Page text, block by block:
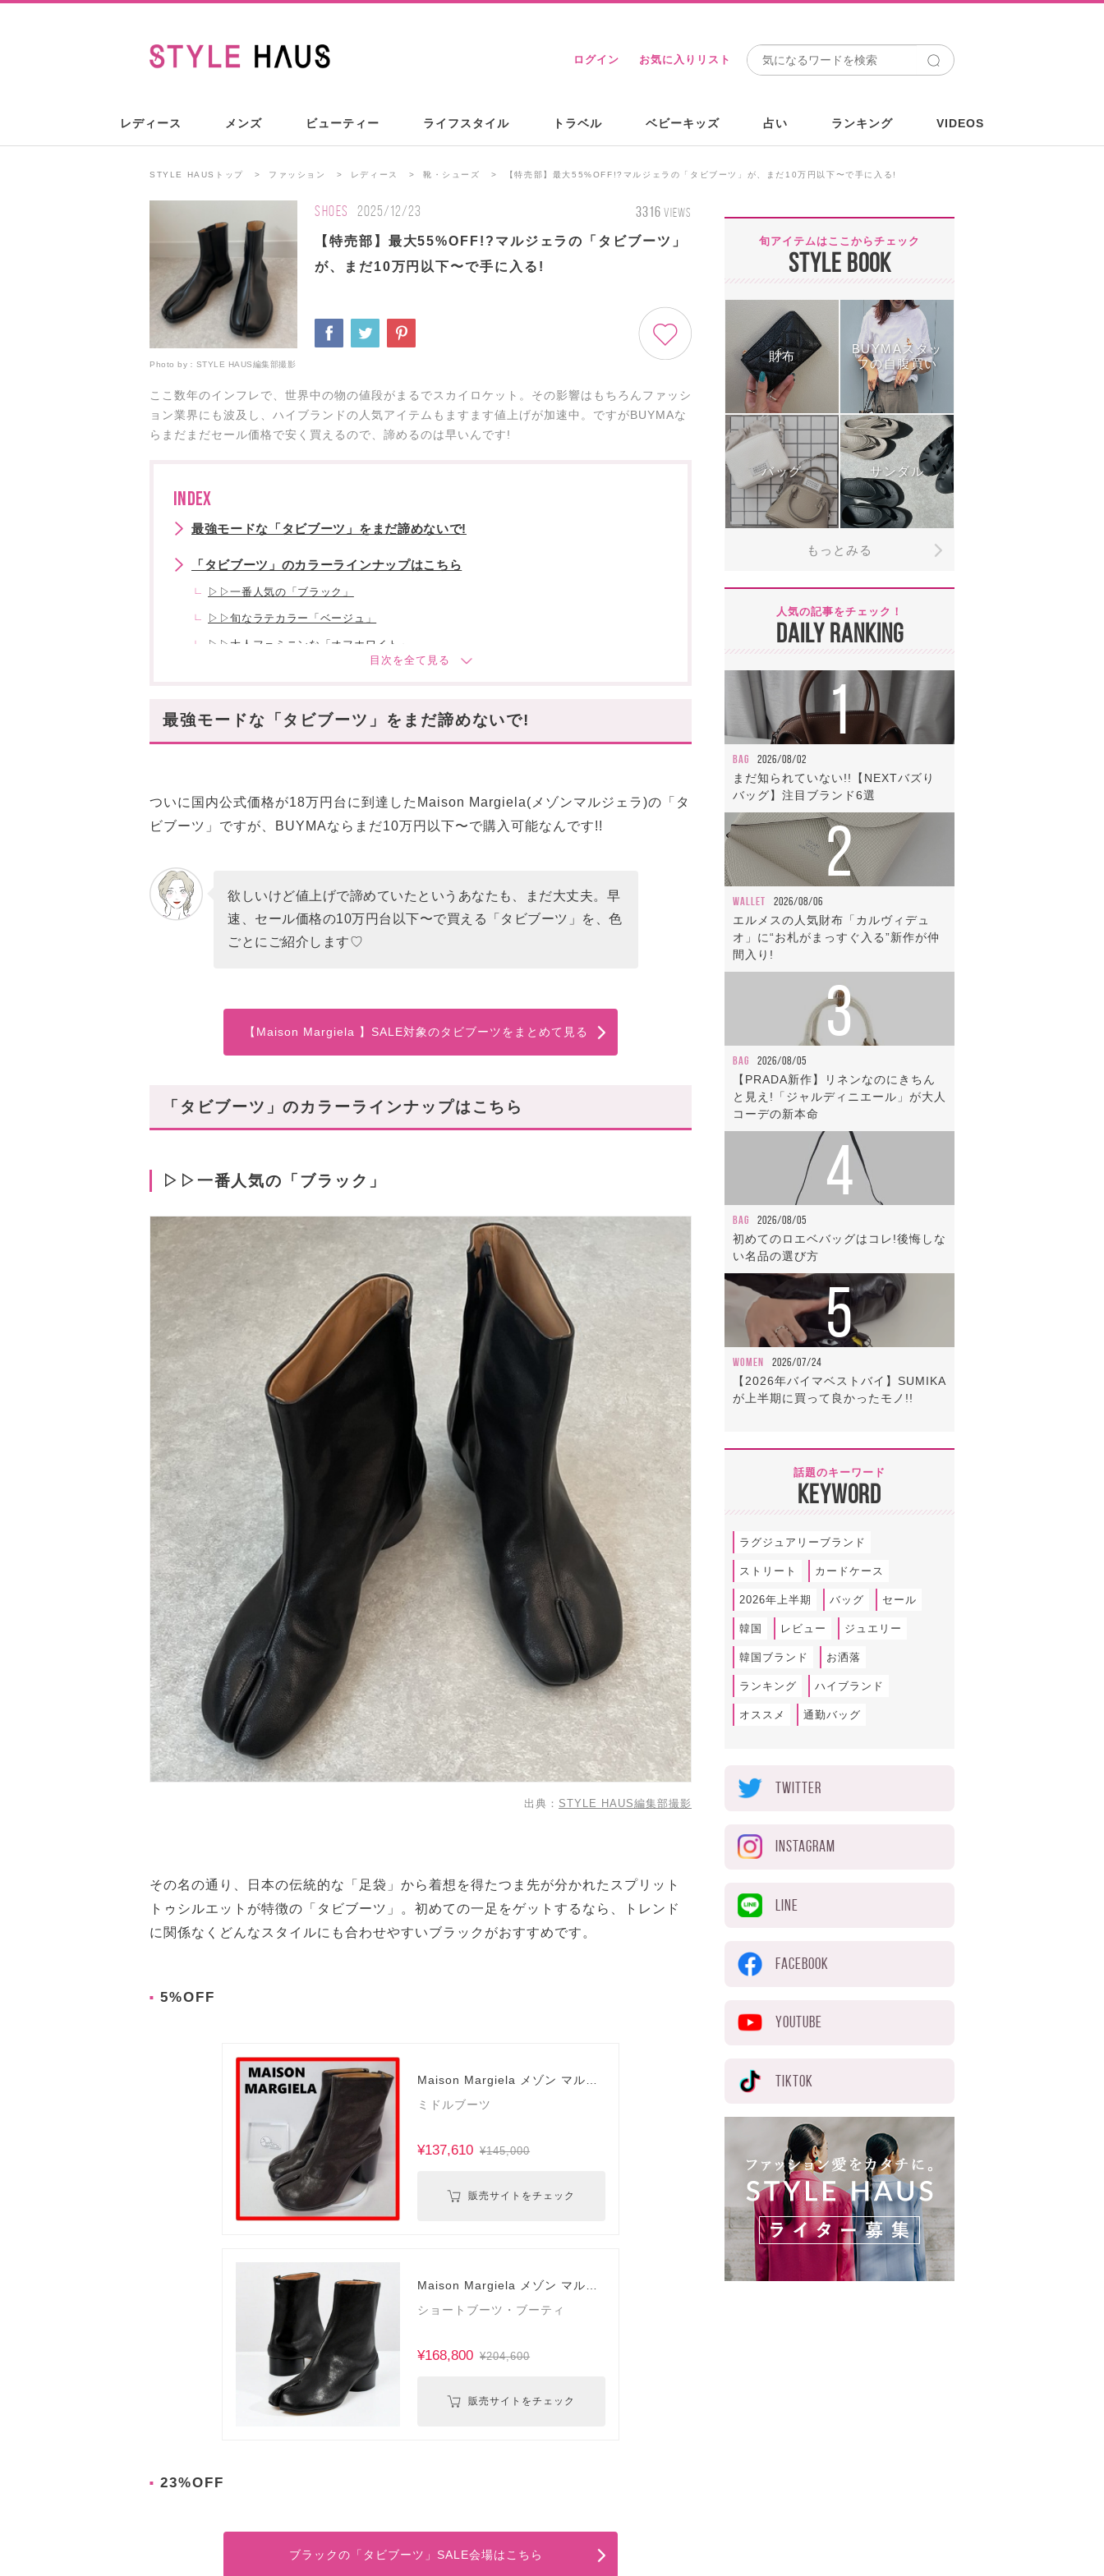
ログイン お気に入りリスト
レディース メンズ ビューティー ライフスタイル トラベル ベビーキッズ 占い ランキング VIDEOS
STYLE HAUSトップ ファッション レディース 靴・シューズ 【特売部】最大55%OFF!?マルジェラの「タビブーツ」が、まだ10万円以下〜で手に入る!
SHOES 2025/12/23 3316 VIEWS
【特売部】最大55%OFF!?マルジェラの「タビブーツ」
が、まだ10万円以下〜で手に入る!
Photo by： STYLE HAUS編集部撮影
ここ数年のインフレで、世界中の物の値段がまるでスカイロケット。その影響はもちろんファッシ
ョン業界にも波及し、ハイブランドの人気アイテムもますます値上げが加速中。ですがBUYMAな
らまだまだセール価格で安く買えるので、諦めるのは早いんです!
INDEX
最強モードな「タビブーツ」をまだ諦めないで!
「タビブーツ」のカラーラインナップはこちら
▷▷一番人気の「ブラック」
▷▷旬なラテカラー「ベージュ」
▷▷大人フェミニンな「オフホワイト」
スタハ編集部の「タビブーツ」レビュー動画もあわせて✓
最強モードな「タビブーツ」をまだ諦めないで!
ついに国内公式価格が18万円台に到達したMaison Margiela(メゾンマルジェラ)の「タ
ビブーツ」ですが、BUYMAならまだ10万円以下〜で購入可能なんです!!
欲しいけど値上げで諦めていたというあなたも、まだ大丈夫。早
速、セール価格の10万円台以下〜で買える「タビブーツ」を、色
ごとにご紹介します♡
【Maison Margiela 】SALE対象のタビブーツをまとめて見る
「タビブーツ」のカラーラインナップはこちら
▷▷一番人気の「ブラック」
出典： STYLE HAUS編集部撮影
その名の通り、日本の伝統的な「足袋」から着想を得たつま先が分かれたスプリット
トゥシルエットが特徴の「タビブーツ」。初めての一足をゲットするなら、トレンド
に関係なくどんなスタイルにも合わせやすいブラックがおすすめです。
5%OFF
Maison Margiela メゾン マルジ
ミドルブーツ
¥137,610 ¥145,000
販売サイトをチェック
Maison Margiela メゾン マルジ
ショートブーツ・ブーティ
¥168,800 ¥204,600
販売サイトをチェック
23%OFF
ブラックの「タビブーツ」SALE会場はこちら
旬アイテムはここからチェック
STYLE BOOK
財布
BUYMAスタッ
フの自腹買い
バッグ サンダル
もっとみる
人気の記事をチェック！
DAILY RANKING
1
BAG 2026/08/02
まだ知られていない!!【NEXTバズり
バッグ】注目ブランド6選
2
WALLET 2026/08/06
エルメスの人気財布「カルヴィデュ
オ」に“お札がまっすぐ入る”新作が仲
間入り!
3
BAG 2026/08/05
【PRADA新作】リネンなのにきちん
と見え!「ジャルディニエール」が大人
コーデの新本命
4
BAG 2026/08/05
初めてのロエベバッグはコレ!後悔しな
い名品の選び方
5
WOMEN 2026/07/24
【2026年バイマベストバイ】SUMIKA
が上半期に買って良かったモノ!!
話題のキーワード
KEYWORD
ラグジュアリーブランド
ストリート カードケース
2026年上半期 バッグ セール
韓国 レビュー ジュエリー
韓国ブランド お洒落
ランキング ハイブランド
オススメ 通勤バッグ
TWITTER
INSTAGRAM
LINE
FACEBOOK
YOUTUBE
TIKTOK